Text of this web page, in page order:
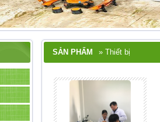
SẢN PHẨM » Thiết bị